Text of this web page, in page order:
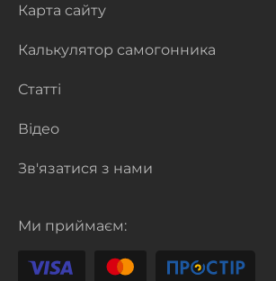
Карта сайту
Калькулятор самогонника
Статті
Відео
Зв'язатися з нами
Ми приймаєм: